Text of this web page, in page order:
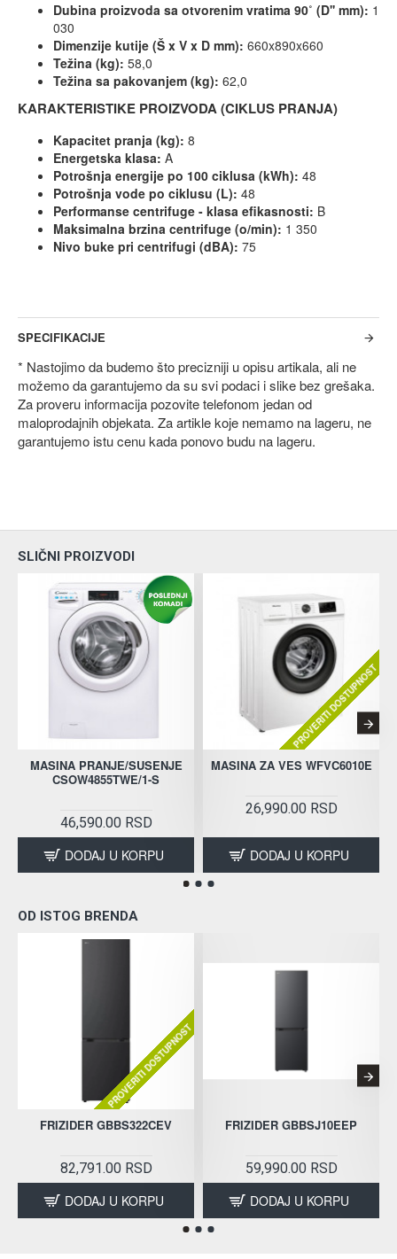
Dubina proizvoda sa otvorenim vratima 90˚ (D'' mm): 1
030
Dimenzije kutije (Š x V x D mm): 660x890x660
Težina (kg): 58,0
Težina sa pakovanjem (kg): 62,0
KARAKTERISTIKE PROIZVODA (CIKLUS PRANJA)
Kapacitet pranja (kg): 8
Energetska klasa: A
Potrošnja energije po 100 ciklusa (kWh): 48
Potrošnja vode po ciklusu (L): 48
Performanse centrifuge - klasa efikasnosti: B
Maksimalna brzina centrifuge (o/min): 1 350
Nivo buke pri centrifugi (dBA): 75
SPECIFIKACIJE
* Nastojimo da budemo što precizniji u opisu artikala, ali ne
možemo da garantujemo da su svi podaci i slike bez grešaka.
Za proveru informacija pozovite telefonom jedan od
maloprodajnih objekata. Za artikle koje nemamo na lageru, ne
garantujemo istu cenu kada ponovo budu na lageru.
SLIČNI PROIZVODI
MASINA PRANJE/SUSENJE
CSOW4855TWE/1-S
46,590.00 RSD
DODAJ U KORPU
PROVERITI DOSTUPNOST
MASINA ZA VES WFVC6010E
26,990.00 RSD
DODAJ U KORPU
OD ISTOG BRENDA
PROVERITI DOSTUPNOST
FRIZIDER GBBS322CEV
82,791.00 RSD
DODAJ U KORPU
FRIZIDER GBBSJ10EEP
59,990.00 RSD
DODAJ U KORPU